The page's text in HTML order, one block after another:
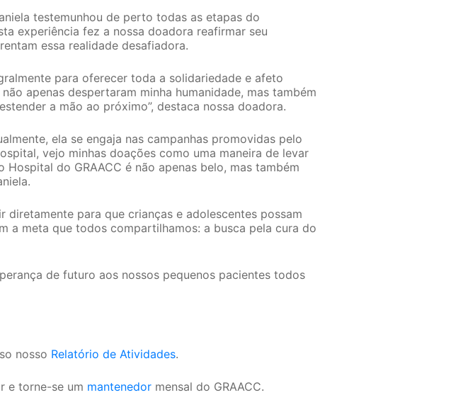
testemunhou de perto todas as etapas do
experiência fez a nossa doadora reafirmar seu
essa realidade desafiadora.
para oferecer toda a solidariedade e afeto
apenas despertaram minha humanidade, mas também
a mão ao próximo”, destaca nossa doadora.
ela se engaja nas campanhas promovidas pelo
vejo minhas doações como uma maneira de levar
do GRAACC é não apenas belo, mas também
para que crianças e adolescentes possam
a meta que todos compartilhamos: a busca pela cura do
de futuro aos nossos pequenos pacientes todos
nosso Relatório de Atividades.
e torne-se um mantenedormensal do GRAACC.